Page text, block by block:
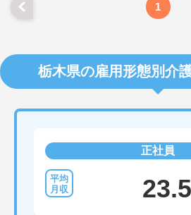
1
栃木県の雇用形態別介
正社員
23.5